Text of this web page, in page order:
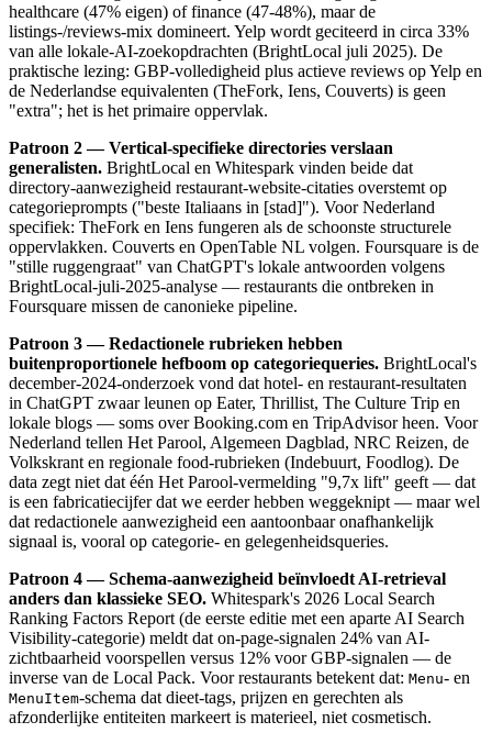
healthcare (47% eigen) of finance (47-48%), maar de
listings-/reviews-mix domineert. Yelp wordt geciteerd in circa 33%
van alle lokale-AI-zoekopdrachten (BrightLocal juli 2025). De
praktische lezing: GBP-volledigheid plus actieve reviews op Yelp en
de Nederlandse equivalenten (TheFork, Iens, Couverts) is geen
"extra"; het is het primaire oppervlak.
Patroon 2 — Vertical-specifieke directories verslaan
generalisten. BrightLocal en Whitespark vinden beide dat
directory-aanwezigheid restaurant-website-citaties overstemt op
categorieprompts ("beste Italiaans in [stad]"). Voor Nederland
specifiek: TheFork en Iens fungeren als de schoonste structurele
oppervlakken. Couverts en OpenTable NL volgen. Foursquare is de
"stille ruggengraat" van ChatGPT's lokale antwoorden volgens
BrightLocal-juli-2025-analyse — restaurants die ontbreken in
Foursquare missen de canonieke pipeline.
Patroon 3 — Redactionele rubrieken hebben
buitenproportionele hefboom op categoriequeries. BrightLocal's
december-2024-onderzoek vond dat hotel- en restaurant-resultaten
in ChatGPT zwaar leunen op Eater, Thrillist, The Culture Trip en
lokale blogs — soms over Booking.com en TripAdvisor heen. Voor
Nederland tellen Het Parool, Algemeen Dagblad, NRC Reizen, de
Volkskrant en regionale food-rubrieken (Indebuurt, Foodlog). De
data zegt niet dat één Het Parool-vermelding "9,7x lift" geeft — dat
is een fabricatiecijfer dat we eerder hebben weggeknipt — maar wel
dat redactionele aanwezigheid een aantoonbaar onafhankelijk
signaal is, vooral op categorie- en gelegenheidsqueries.
Patroon 4 — Schema-aanwezigheid beïnvloedt AI-retrieval
anders dan klassieke SEO. Whitespark's 2026 Local Search
Ranking Factors Report (de eerste editie met een aparte AI Search
Visibility-categorie) meldt dat on-page-signalen 24% van AI-
zichtbaarheid voorspellen versus 12% voor GBP-signalen — de
inverse van de Local Pack. Voor restaurants betekent dat: Menu- en
MenuItem-schema dat dieet-tags, prijzen en gerechten als
afzonderlijke entiteiten markeert is materieel, niet cosmetisch.